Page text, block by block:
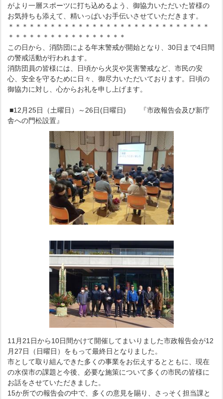
がより一層スポーツに打ち込めるよう、御協力いただいた皆様の
お気持ちも添えて、精いっぱいお手伝いさせていただきます。
＊＊＊＊＊＊＊＊＊＊＊＊＊＊＊＊＊＊＊＊＊＊＊＊＊＊＊＊＊
＊＊＊＊＊＊＊＊＊＊＊＊＊＊＊＊＊
この日から、消防団による年末警戒が開始となり、30日まで4日間
の警戒活動が行われます。
消防団員の皆様には、日頃から火災や災害警戒など、市民の安
心、安全を守るために日々、御尽力いただいております。日頃の
御協力に対し、心からお礼を申し上げます。
■12月25日（土曜日）～26日(日曜日) 『市政報告会及び新庁
舎への門松設置』
11月21日から10日間かけて開催してまいりました市政報告会が12
月27日（日曜日）をもって最終日となりました。
市として取り組んできた多くの事業をお伝えするとともに、現在
の水俣市の課題と今後、必要な施策について多くの市民の皆様に
お話をさせていただきました。
15か所での報告会の中で、多くの意見を賜り、さっそく担当課と